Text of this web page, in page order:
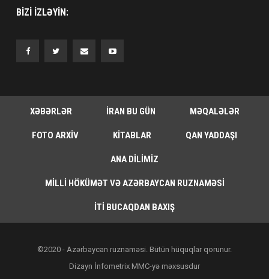
BIZI IZLƏYIN:
XƏBƏRLƏR İRAN BU GÜN MƏQALƏLƏR
FOTO ARXIV KITABLAR QAN YADDAŞI
ANA DILIMIZ
MILLI HÖKÜMƏT VƏ AZƏRBAYCAN RUZNAMƏSI
İTI BUCAQDAN BAXIŞ
©2020 - Azərbaycan ruznaməsi. Bütün hüquqlar qorunur.
Dizayn İnfometrix MMC-yə məxsusdur